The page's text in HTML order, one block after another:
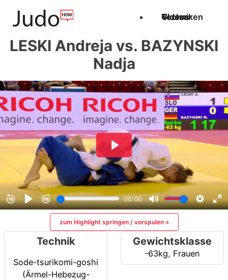
Techniken
Videos
Glossar
LESKI Andreja vs. BAZYNSKI
Nadja
zum Highlight springen / vorspulen »
Technik
Sode-tsurikomi-goshi
(Ärmel-Hebezug-
Gewichtsklasse
-63kg, Frauen